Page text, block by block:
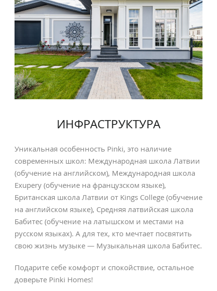
ИНФРАСТРУКТУРА
Уникальная особенность Pinki, это наличие
современных школ: Международная школа Латвии
(обучение на английском), Международная школа
Exupery (обучение на французском языке),
Британская школа Латвии от Kings College (обучение
на английском языке), Средняя латвийская школа
Бабитес (обучение на латышском и местами на
русском языках). А для тех, кто мечтает посвятить
свою жизнь музыке — Музыкальная школа Бабитес.
Подарите себе комфорт и спокойствие, остальное
доверьте Pinki Homes!